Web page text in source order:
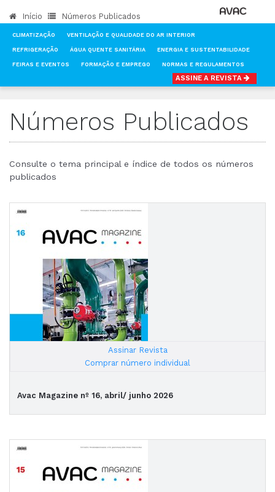
Início Números Publicados
CLIMATIZAÇÃO VENTILAÇÃO E QUALIDADE DO AR INTERIOR
REFRIGERAÇÃO ÁGUA QUENTE SANITÁRIA ENERGIA E SUSTENTABILIDADE
FEIRAS E EVENTOS FORMAÇÃO E EMPREGO NORMAS E REGULAMENTOS
ASSINE A REVISTA
Números Publicados
Consulte o tema principal e índice de todos os números
publicados
Assinar Revista
Comprar número individual
Avac Magazine nº 16, abril/ junho 2026